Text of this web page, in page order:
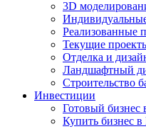
3D
Реализованные
Текущие
Отделка и
Ландшафтный
Строительство
Инвестиции
Готовый бизнес
Купить бизнес в